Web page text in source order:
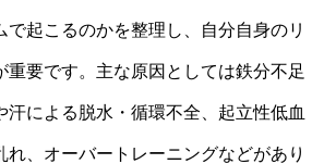
で起こるのかを整理し、自分自身のリ
重要です。主な原因としては鉄分不足
汗による脱水・循環不全、起立性低血
れ、オーバートレーニングなどがあり